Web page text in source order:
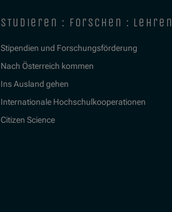
studieren : forschen : lehren
Stipendien und Forschungsförderung
Nach Österreich kommen
Ins Ausland gehen
Internationale Hochschulkooperationen
Citizen Science